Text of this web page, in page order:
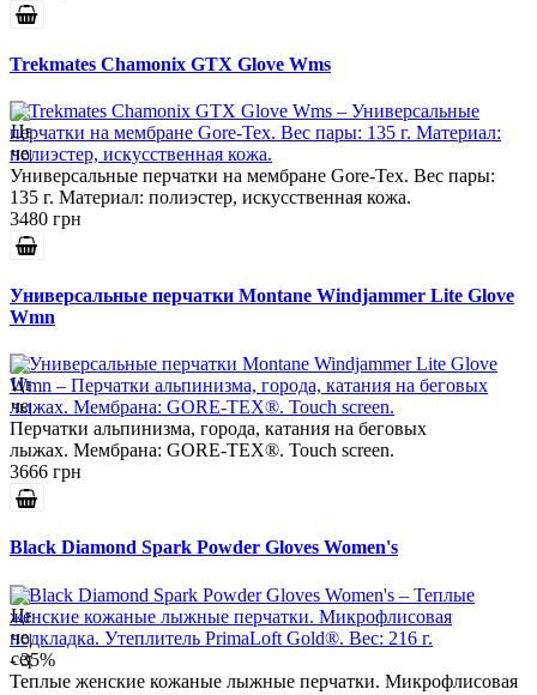
Trekmates Chamonix GTX Glove Wms
Универсальные перчатки на мембране Gore-Tex. Вес пары:
135 г. Материал: полиэстер, искусственная кожа.
3480 грн
Универсальные перчатки Montane Windjammer Lite Glove
Wmn
Перчатки альпинизма, города, катания на беговых
лыжах. Мембрана: GORE-TEX®. Touch screen.
3666 грн
Black Diamond Spark Powder Gloves Women's
- 35%
Теплые женские кожаные лыжные перчатки. Микрофлисовая